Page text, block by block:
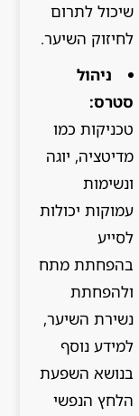
שיכול לתרום
לחיזוק השיער.
ניהול
סטרס:
טכניקות כמו
מדיטציה, יוגה
ונשימות
עמוקות יכולות
לסייע
בהפחתת מתח
ולהפחתת
נשירת השיער,
למידע נוסף
בנושא השפעת
הלחץ הנפשי